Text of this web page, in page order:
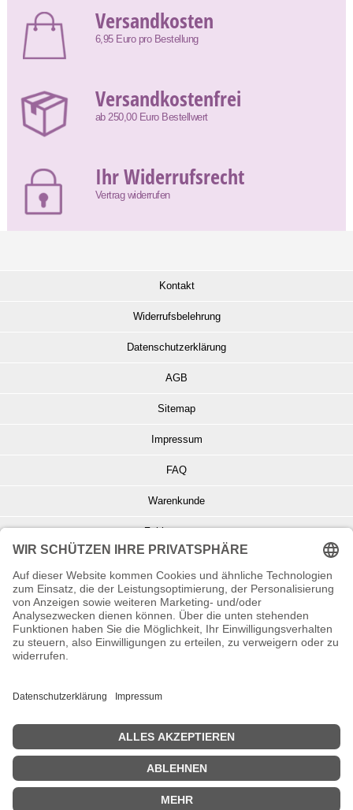
Versandkosten
6,95 Euro pro Bestellung
Versandkostenfrei
ab 250,00 Euro Bestellwert
Ihr Widerrufsrecht
Vertrag widerrufen
Kontakt
Widerrufsbelehrung
Datenschutzerklärung
AGB
Sitemap
Impressum
FAQ
Warenkunde
Zahlungsarten
Info zu Elektro- u. Elektronikgeräten
Batterieentsorgung
Informationen zur Echtheit von Kundenbewertungen
© Copyright 2026 Wohnambiente-Shop